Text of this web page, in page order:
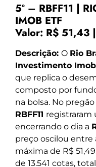
5º – RBFF11 |
IMOB ETF
Valor: R$ 51,43 |
Descrição: O Rio
Investimento
que replica o
composto por
na bolsa. No
RBFF11 registraram
encerrando o dia a
preço oscilou entre
máxima de R$
de 13.541 cotas,